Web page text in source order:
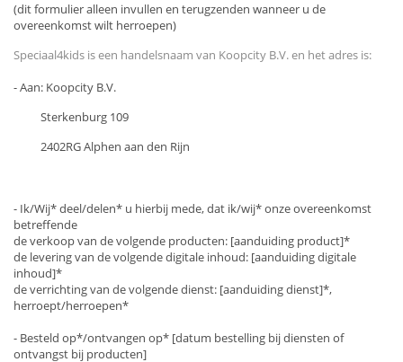
(dit formulier alleen invullen en terugzenden wanneer u de
overeenkomst wilt herroepen)
Speciaal4kids is een handelsnaam van Koopcity B.V. en het adres is:
- Aan: Koopcity B.V.
Sterkenburg 109
2402RG Alphen aan den Rijn
- Ik/Wij* deel/delen* u hierbij mede, dat ik/wij* onze overeenkomst
betreffende
de verkoop van de volgende producten: [aanduiding product]*
de levering van de volgende digitale inhoud: [aanduiding digitale
inhoud]*
de verrichting van de volgende dienst: [aanduiding dienst]*,
herroept/herroepen*
- Besteld op*/ontvangen op* [datum bestelling bij diensten of
ontvangst bij producten]